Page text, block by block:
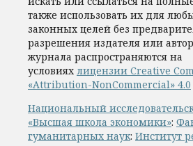
также использовать их для
законных целей без
разрешения издателя или
журнала распространяются на
условиях лицензии Creative
«Attribution-NonCommercial» 4.0
Национальный
«Высшая школа экономики»:
гуманитарных наук: Институт